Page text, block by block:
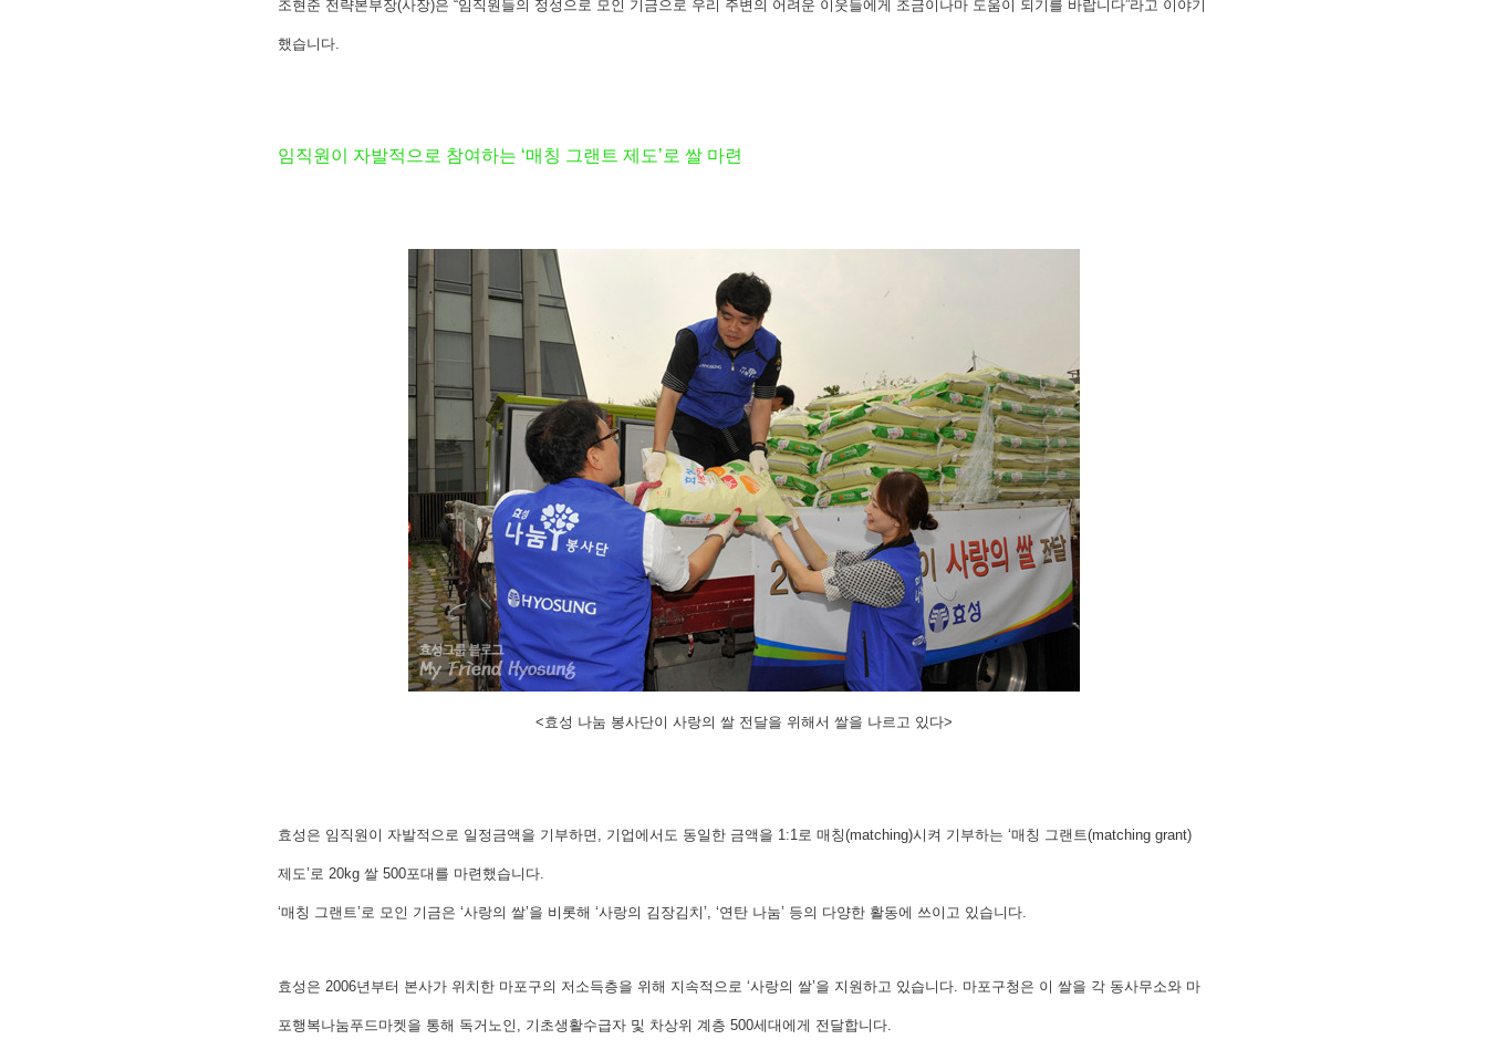
조현준 전략본부장(사장)은 “임직원들의 정성으로 모인 기금으로 우리 주변의 어려운 이웃들에게 조금이나마 도움이 되기를 바랍니다”라고 이야기
했습니다.
임직원이 자발적으로 참여하는 ‘매칭 그랜트 제도’로 쌀 마련
<효성 나눔 봉사단이 사랑의 쌀 전달을 위해서 쌀을 나르고 있다>
효성은 임직원이 자발적으로 일정금액을 기부하면, 기업에서도 동일한 금액을 1:1로 매칭(matching)시켜 기부하는 ‘매칭 그랜트(matching grant)
제도’로 20kg 쌀 500포대를 마련했습니다.
‘매칭 그랜트’로 모인 기금은 ‘사랑의 쌀’을 비롯해 ‘사랑의 김장김치’, ‘연탄 나눔’ 등의 다양한 활동에 쓰이고 있습니다.
효성은 2006년부터 본사가 위치한 마포구의 저소득층을 위해 지속적으로 ‘사랑의 쌀’을 지원하고 있습니다. 마포구청은 이 쌀을 각 동사무소와 마
포행복나눔푸드마켓을 통해 독거노인, 기초생활수급자 및 차상위 계층 500세대에게 전달합니다.